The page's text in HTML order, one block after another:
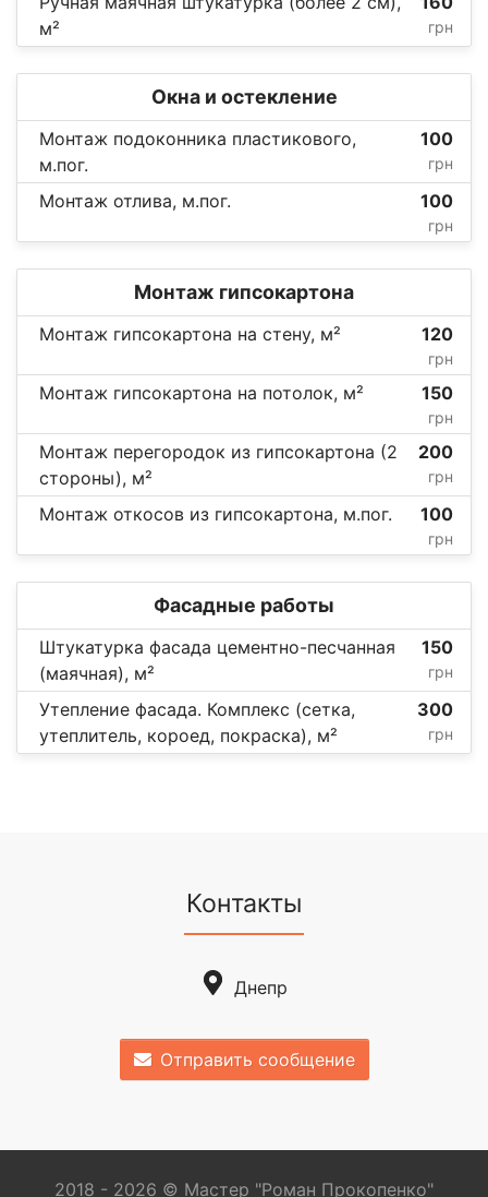
м²
грн
Окна и остекление
Монтаж подоконника пластикового,
м.пог.
100
грн
Монтаж отлива, м.пог. 100
грн
Монтаж гипсокартона
Монтаж гипсокартона на стену, м² 120
грн
Монтаж гипсокартона на потолок, м² 150
грн
Монтаж перегородок из гипсокартона (2
стороны), м²
200
грн
Монтаж откосов из гипсокартона, м.пог. 100
грн
Фасадные работы
Штукатурка фасада цементно-песчанная
(маячная), м²
150
грн
Утепление фасада. Комплекс (сетка,
утеплитель, короед, покраска), м²
300
грн
Контакты
Днепр
Отправить сообщение
2018 - 2026 © Мастер "Роман Прокопенко"